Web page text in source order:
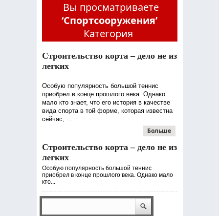
Вы просматриваете
‘Спортсооружения’
Категория
Строительство корта – дело не из
легких
Особую популярность большой теннис
приобрел в конце прошлого века. Однако
мало кто знает, что его история в качестве
вида спорта в той форме, которая известна
сейчас, ...
Больше
Строительство корта – дело не из
легких
Особую популярность большой теннис
приобрел в конце прошлого века. Однако мало
кто...